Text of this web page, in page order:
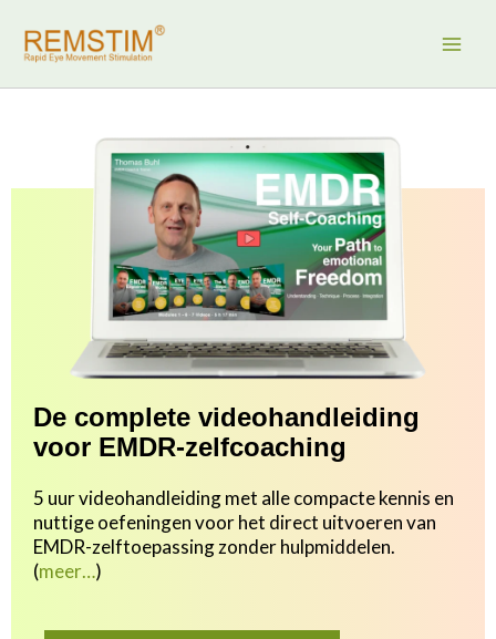
naar
inhoud
De complete videohandleiding
voor EMDR-zelfcoaching
5 uur videohandleiding met alle compacte kennis en
nuttige oefeningen voor het direct uitvoeren van
EMDR-zelftoepassing zonder hulpmiddelen.
(meer…)